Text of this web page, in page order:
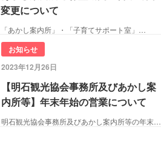
変更について
「あかし案内所」・「子育てサポート室」…
お知らせ
2023年12月26日
【明石観光協会事務所及びあかし案
内所等】年末年始の営業について
明石観光協会事務所及びあかし案内所等の年末年始の営業につ